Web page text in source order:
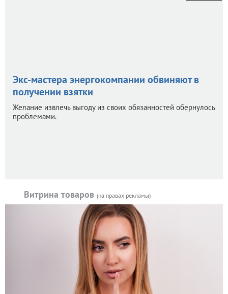
Экс-мастера энергокомпании обвиняют в
получении взятки
Желание извлечь выгоду из своих обязанностей обернулось
проблемами.
Витрина товаров (на правах рекламы)